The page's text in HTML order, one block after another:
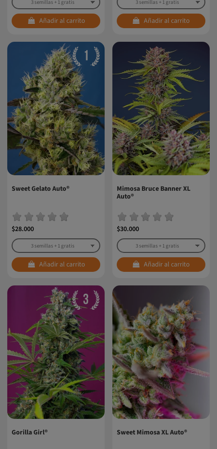
Añadir al carrito Añadir al carrito
Sweet Gelato Auto®
$28.000
Añadir al carrito
Mimosa Bruce Banner XL
Auto®
$30.000
Añadir al carrito
Gorilla Girl® Sweet Mimosa XL Auto®